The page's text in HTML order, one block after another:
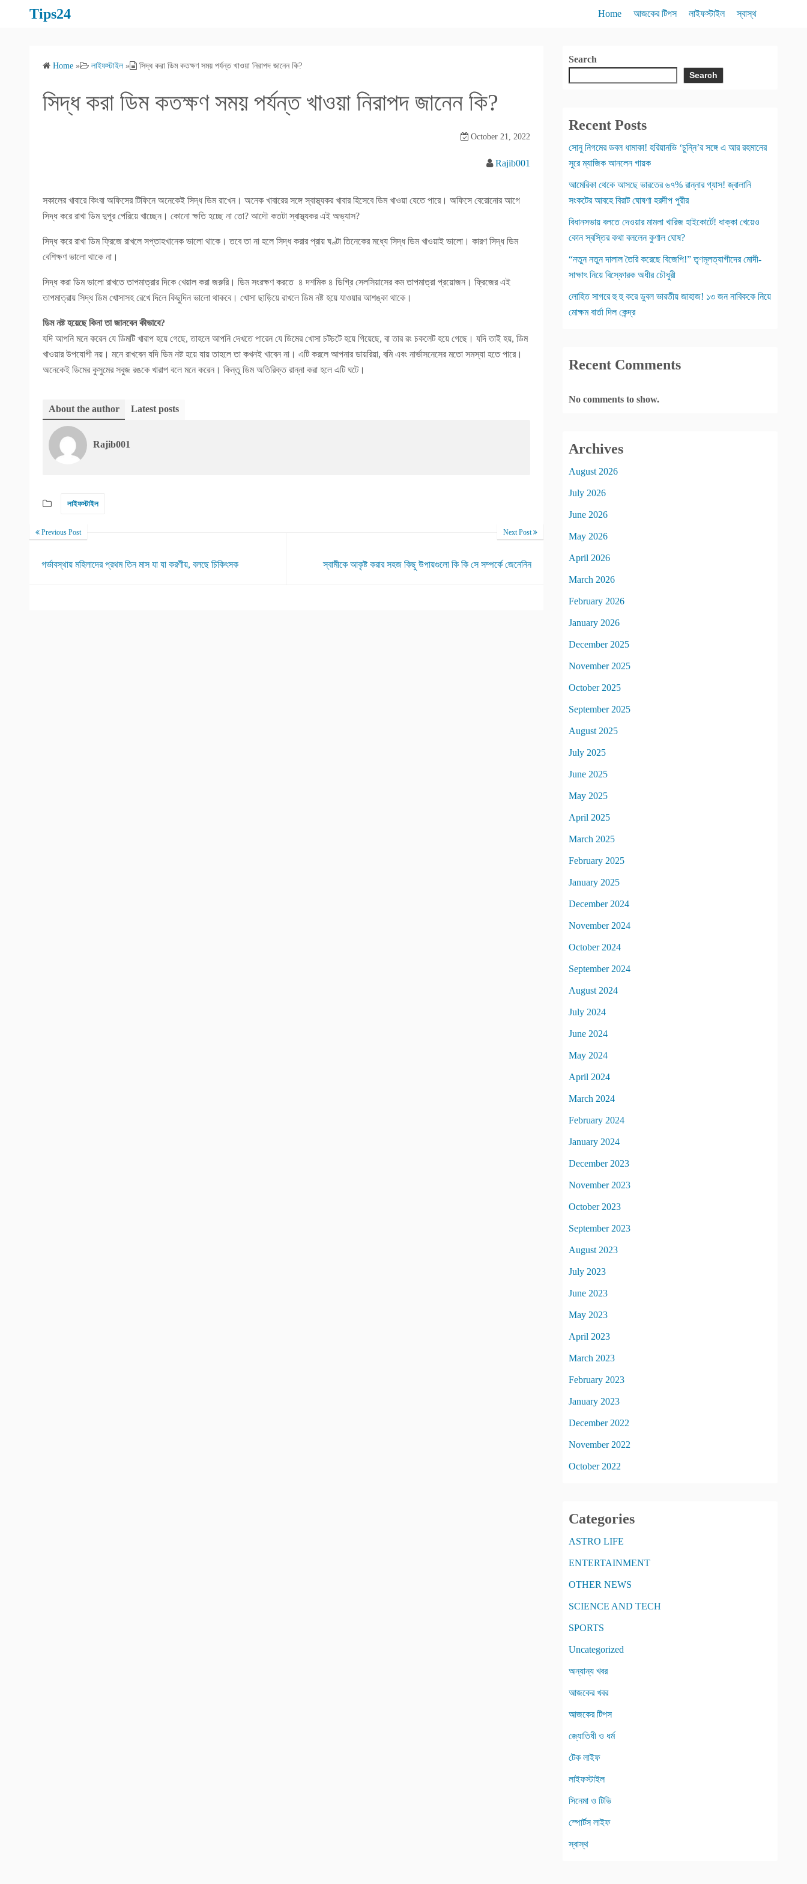
Tips24 Home আজকের টিপস লাইফস্টাইল স্বাস্থ
Home » লাইফস্টাইল » সিদ্ধ করা ডিম কতক্ষণ সময় পর্যন্ত খাওয়া নিরাপদ জানেন কি?
সিদ্ধ করা ডিম কতক্ষণ সময় পর্যন্ত খাওয়া নিরাপদ জানেন কি?
October 21, 2022
Rajib001
সকালের খাবারে কিংবা অফিসের টিফিনে অনেকেই সিদ্ধ ডিম রাখেন। অনেক খাবারের সঙ্গে স্বাস্থ্যকর খাবার হিসেবে ডিম খাওয়া যেতে পারে। অফিসে বেরোনোর আগে
সিদ্ধ করে রাখা ডিম দুপুর পেরিয়ে খাচ্ছেন। কোনো ক্ষতি হচ্ছে না তো? আদৌ কতটা স্বাস্থ্যকর এই অভ্যাস?
সিদ্ধ করে রাখা ডিম ফ্রিজে রাখলে সপ্তাহখানেক ভালো থাকে। তবে তা না হলে সিদ্ধ করার প্রায় ঘণ্টা তিনেকের মধ্যে সিদ্ধ ডিম খাওয়াই ভালো। কারণ সিদ্ধ ডিম
বেশিক্ষণ ভালো থাকে না।
সিদ্ধ করা ডিম ভালো রাখতে তাপমাত্রার দিকে খেয়াল করা জরুরি। ডিম সংরক্ষণ করতে ৪ দশমিক ৪ ডিগ্রি সেলসিয়াসের কম তাপমাত্রা প্রয়োজন। ফ্রিজের এই
তাপমাত্রায় সিদ্ধ ডিম খোসাসহ রেখে দিলে কিছুদিন ভালো থাকবে। খোসা ছাড়িয়ে রাখলে ডিম নষ্ট হয়ে যাওয়ার আশঙ্কা থাকে।
ডিম নষ্ট হয়েছে কিনা তা জানবেন কীভাবে?
যদি আপনি মনে করেন যে ডিমটি খারাপ হয়ে গেছে, তাহলে আপনি দেখতে পারেন যে ডিমের খোসা চটচটে হয়ে গিয়েছে, বা তার রং চকলেট হয়ে গেছে। যদি তাই হয়, ডিম
খাওয়ার উপযোগী নয়। মনে রাখবেন যদি ডিম নষ্ট হয়ে যায় তাহলে তা কখনই খাবেন না। এটি করলে আপনার ডায়রিয়া, বমি এবং নার্ভাসনেসের মতো সমস্যা হতে পারে।
অনেকেই ডিমের কুসুমের সবুজ রঙকে খারাপ বলে মনে করেন। কিন্তু ডিম অতিরিক্ত রান্না করা হলে এটি ঘটে।
About the author Latest posts
Rajib001
লাইফস্টাইল
Previous Post
গর্ভাবস্থায় মহিলাদের প্রথম তিন মাস যা যা করণীয়, বলছে চিকিৎসক
Next Post
স্বামীকে আকৃষ্ট করার সহজ কিছু উপায়গুলো কি কি সে সম্পর্কে জেনেনিন
Search
Search
Recent Posts
সোনু নিগমের ডবল ধামাকা! হরিয়ানভি ‘চুন্নি’র সঙ্গে এ আর রহমানের
সুরে ম্যাজিক আনলেন গায়ক
আমেরিকা থেকে আসছে ভারতের ৬৭% রান্নার গ্যাস! জ্বালানি
সংকটের আবহে বিরাট ঘোষণা হরদীপ পুরীর
বিধানসভায় বলতে দেওয়ার মামলা খারিজ হাইকোর্টে! ধাক্কা খেয়েও
কোন স্বস্তির কথা বললেন কুণাল ঘোষ?
“নতুন নতুন দালাল তৈরি করেছে বিজেপি!” তৃণমূলত্যাগীদের মোদী-
সাক্ষাৎ নিয়ে বিস্ফোরক অধীর চৌধুরী
লোহিত সাগরে হু হু করে ডুবল ভারতীয় জাহাজ! ১৩ জন নাবিককে নিয়ে
মোক্ষম বার্তা দিল কেন্দ্র
Recent Comments
No comments to show.
Archives
August 2026
July 2026
June 2026
May 2026
April 2026
March 2026
February 2026
January 2026
December 2025
November 2025
October 2025
September 2025
August 2025
July 2025
June 2025
May 2025
April 2025
March 2025
February 2025
January 2025
December 2024
November 2024
October 2024
September 2024
August 2024
July 2024
June 2024
May 2024
April 2024
March 2024
February 2024
January 2024
December 2023
November 2023
October 2023
September 2023
August 2023
July 2023
June 2023
May 2023
April 2023
March 2023
February 2023
January 2023
December 2022
November 2022
October 2022
Categories
ASTRO LIFE
ENTERTAINMENT
OTHER NEWS
SCIENCE AND TECH
SPORTS
Uncategorized
অন্যান্য খবর
আজকের খবর
আজকের টিপস
জ্যোতিষী ও ধর্ম
টেক লাইফ
লাইফস্টাইল
সিনেমা ও টিভি
স্পোর্টস লাইফ
স্বাস্থ